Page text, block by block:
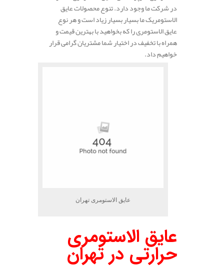
در شرکت ما وجود دارد. تنوع محصولات عایق
الاستومریک ما بسیار بسیار زیاد است و هر نوع
عایق الاستومری را که بخواهید با بهترین قیمت و
همراه با تخفیف در اختیار شما مشتریان گرامی قرار
خواهیم داد.
عایق الاستومری تهران
عایق الاستومری
حرارتی در تهران